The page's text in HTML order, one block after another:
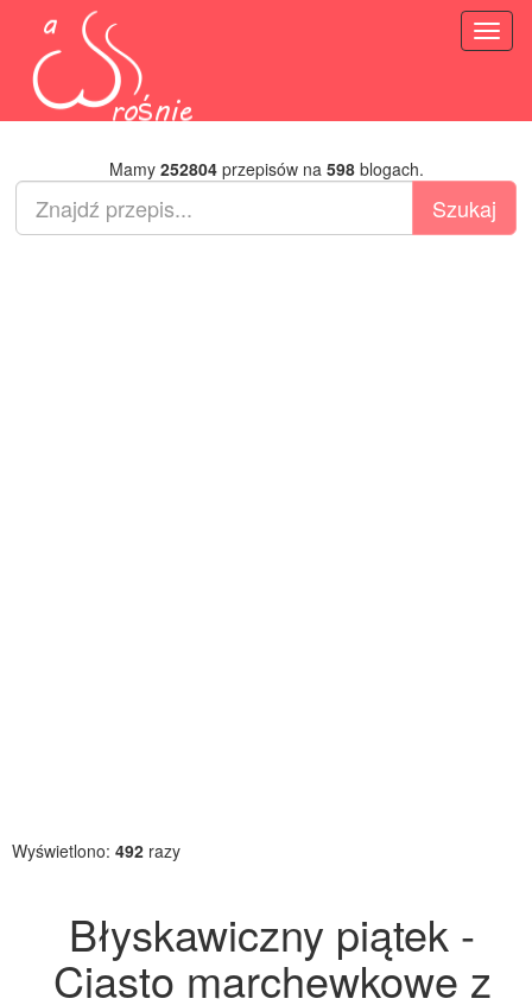
Mamy 252804przepisów na 598blogach.
Wyświetlono: 492 razy
Błyskawiczny piątek -
Ciasto marchewkowe z